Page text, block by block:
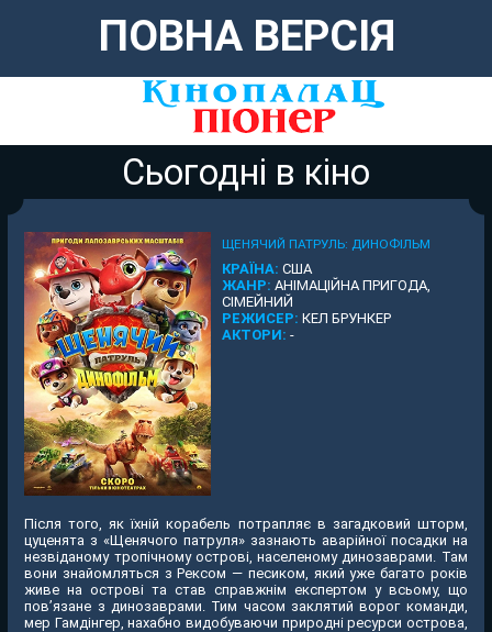
ПОВНА ВЕРСІЯ
Сьогодні в кіно
ЩЕНЯЧИЙ ПАТРУЛЬ: ДИНОФІЛЬМ
КРАЇНА: США
ЖАНР: АНІМАЦІЙНА ПРИГОДА,
СІМЕЙНИЙ
РЕЖИСЕР: КЕЛ БРУНКЕР
АКТОРИ: -
Після того, як їхній корабель потрапляє в загадковий шторм,
цуценята з «Щенячого патруля» зазнають аварійної посадки на
незвіданому тропічному острові, населеному динозаврами. Там
вони знайомляться з Рексом — песиком, який уже багато років
живе на острові та став справжнім експертом у всьому, що
пов’язане з динозаврами. Тим часом заклятий ворог команди,
мер Гамдінгер, нахабно видобуваючи природні ресурси острова,